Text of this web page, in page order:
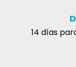
14 días